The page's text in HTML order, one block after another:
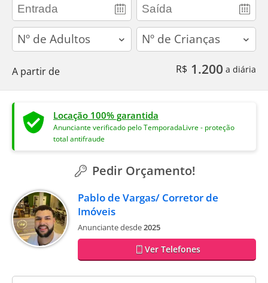
adults children
A partir de R$ 1.200 a diária
Locação 100% garantida
Anunciante verificado pelo TemporadaLivre - proteção
total antifraude
Pedir Orçamento!
Pablo de Vargas/ Corretor de
Imóveis
Anunciante desde2025
Ver Telefones